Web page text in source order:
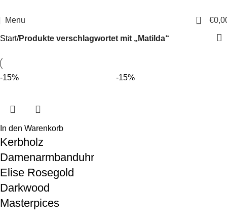
Menu 0 €
Start Produkte verschlagwortet mit „Matilda“
-15%
In den Warenkorb
Kerbholz
Damenarmbanduhr
Elise Rosegold
Darkwood
Masterpices
-15%